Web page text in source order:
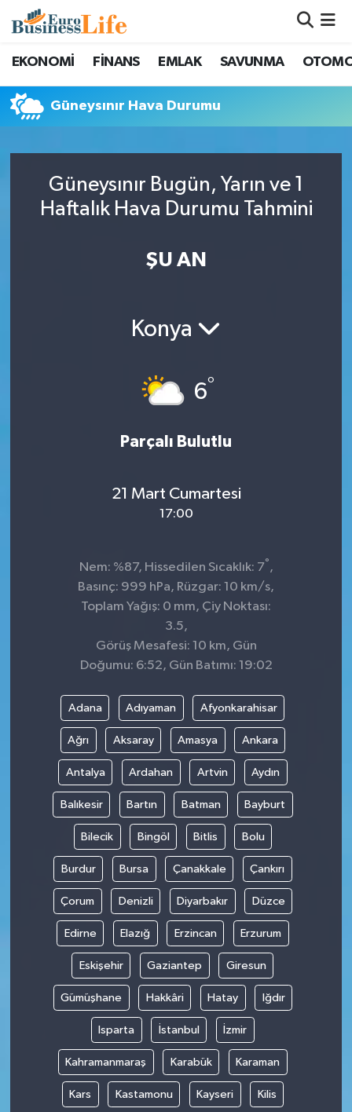
EKONOMİ FİNANS EMLAK SAVUNMA
Güneysınır Hava Durumu
Güneysınır Bugün, Yarın ve 1
Haftalık Hava Durumu Tahmini
ŞU AN
Konya
6°
Parçalı Bulutlu
21 Mart Cumartesi
17:00
Nem: %87, Hissedilen Sıcaklık: 7° ,
Basınç: 999 hPa, Rüzgar: 10 km/s,
Toplam Yağış: 0 mm, Çiy Noktası:
3.5,
Görüş Mesafesi: 10 km, Gün
Doğumu: 6:52, Gün Batımı: 19:02
Adana Adıyaman Afyonkarahisar
Ağrı Aksaray Amasya Ankara
Antalya Ardahan Artvin Aydın
Balıkesir Bartın Batman Bayburt
Bilecik Bingöl Bitlis Bolu
Burdur Bursa Çanakkale Çankırı
Çorum Denizli Diyarbakır Düzce
Edirne Elazığ Erzincan Erzurum
Eskişehir Gaziantep Giresun
Gümüşhane Hakkâri Hatay Iğdır
Isparta İstanbul İzmir
Kahramanmaraş Karabük Karaman
Kars Kastamonu Kayseri Kilis
Nöbetçi Eczaneler
Hava Durumu
Trafik Durumu
Süper Lig Puan Durumu ve Fikstür